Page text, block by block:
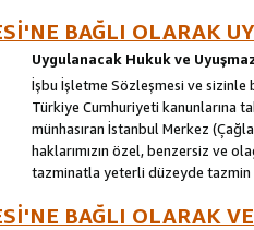
BAĞLI OLARAK
Uygulanacak Hukuk ve
İşbu İşletme Sözleşmesi ve sizinle
Türkiye Cumhuriyeti kanunlarına
münhasıran İstanbul Merkez
haklarımızın özel, benzersiz ve
tazminatla yeterli düzeyde
BAĞLI OLARAK